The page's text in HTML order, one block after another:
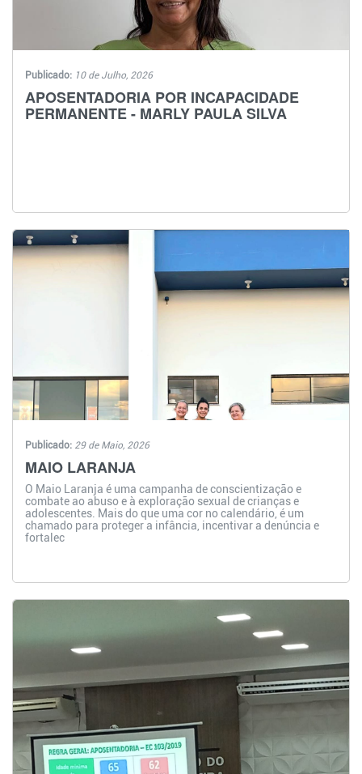
Publicado: 10 de Julho, 2026
APOSENTADORIA POR INCAPACIDADE
PERMANENTE - MARLY PAULA SILVA
Publicado: 29 de Maio, 2026
MAIO LARANJA
O Maio Laranja é uma campanha de conscientização e
combate ao abuso e à exploração sexual de crianças e
adolescentes. Mais do que uma cor no calendário, é um
chamado para proteger a infância, incentivar a denúncia e
fortalec